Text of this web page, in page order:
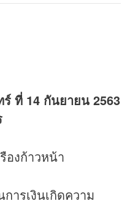
ที่ 14 กันยายน 2563
องก้าวหน้า
ารเงินเกิดความ